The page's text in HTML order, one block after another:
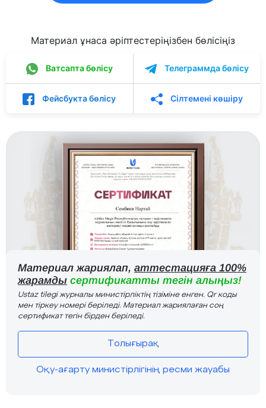
Материал ұнаса әріптестеріңізбен бөлісіңіз
Ватсапта бөлісу Телеграммда бөлісу
Фейсбукта бөлісу Сілтемені көшіру
Материал жариялап, аттестацияға 100%
жарамды сертификатты тегін алыңыз!
Ustaz tilegi журналы министірліктің тізіміне енген. Qr коды
мен тіркеу номері беріледі. Материал жариялаған соң
сертификат тегін бірден беріледі.
Толығырақ
Оқу-ағарту министірлігінің ресми жауабы